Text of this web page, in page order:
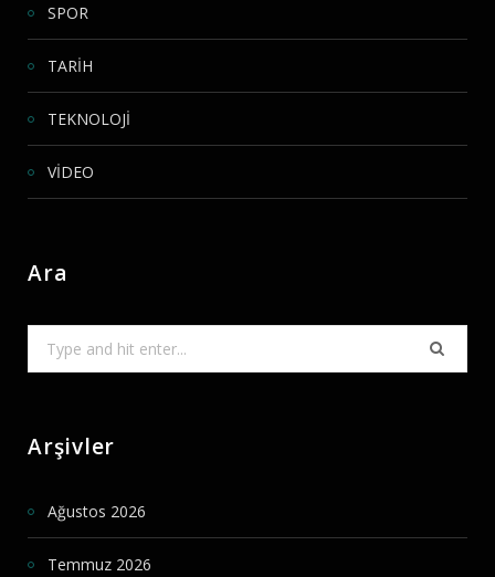
SPOR
TARİH
TEKNOLOJİ
VİDEO
Ara
Arşivler
Ağustos 2026
Temmuz 2026